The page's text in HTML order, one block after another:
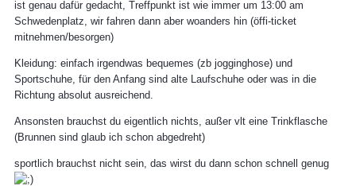
ist genau dafür gedacht, Treffpunkt ist wie immer um 13:00 am
Schwedenplatz, wir fahren dann aber woanders hin (öffi-ticket
mitnehmen/besorgen)
Kleidung: einfach irgendwas bequemes (zb jogginghose) und
Sportschuhe, für den Anfang sind alte Laufschuhe oder was in die
Richtung absolut ausreichend.
Ansonsten brauchst du eigentlich nichts, außer vlt eine Trinkflasche
(Brunnen sind glaub ich schon abgedreht)
sportlich brauchst nicht sein, das wirst du dann schon schnell genug